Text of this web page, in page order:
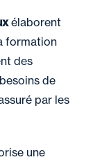
élaborent
formation
des
de
par les
une